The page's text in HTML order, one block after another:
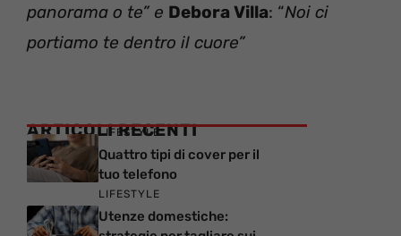
panorama o te” e Debora Villa: “Noi ci
portiamo te dentro il cuore”
ARTICOLI RECENTI
LIFESTYLE
Quattro tipi di cover per il
tuo telefono
LIFESTYLE
Utenze domestiche: